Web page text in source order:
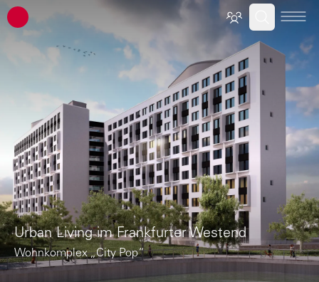
ATP Architekten Ingenieure
Urban Living im Frankfurter Westend
Wohnkomplex „City Pop“